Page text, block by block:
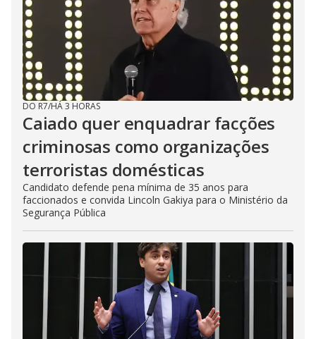
DO R7/HÁ 3 HORAS
Caiado quer enquadrar facções
criminosas como organizações
terroristas domésticas
Candidato defende pena mínima de 35 anos para
faccionados e convida Lincoln Gakiya para o Ministério da
Segurança Pública